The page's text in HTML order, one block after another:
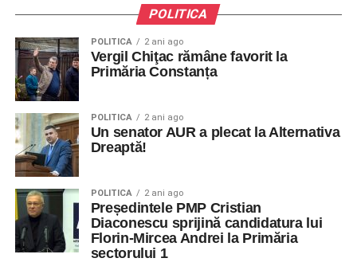
POLITICA
POLITICA 2 ani ago
Vergil Chiţac rămâne favorit la
Primăria Constanța
POLITICA 2 ani ago
Un senator AUR a plecat la Alternativa
Dreaptă!
POLITICA 2 ani ago
Președintele PMP Cristian
Diaconescu sprijină candidatura lui
Florin-Mircea Andrei la Primăria
sectorului 1